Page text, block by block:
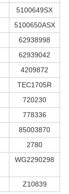
5100649SX
5100650ASX
62938998
62939042
4209872
TEC1705R
720230
778336
85003870
2780
WG2290298
Z10839